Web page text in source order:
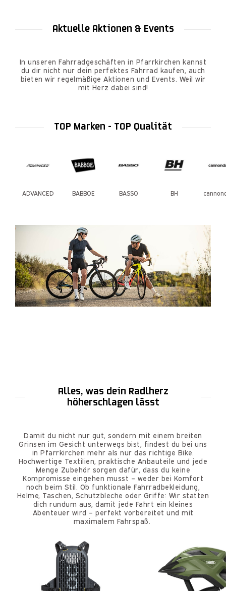
Aktuelle Aktionen & Events
In unseren Fahrradgeschäften in Pfarrkirchen kannst
du dir nicht nur dein perfektes Fahrrad kaufen, auch
bieten wir regelmäßige Aktionen und Events. Weil wir
mit Herz dabei sind!
TOP Marken - TOP Qualität
ADVANCED BABBOE BASSO BH
Alles, was dein Radlherz
höherschlagen lässt
Damit du nicht nur gut, sondern mit einem breiten
Grinsen im Gesicht unterwegs bist, findest du bei uns
in Pfarrkirchen mehr als nur das richtige Bike.
Hochwertige Textilien, praktische Anbauteile und jede
Menge Zubehör sorgen dafür, dass du keine
Kompromisse eingehen musst – weder bei Komfort
noch beim Stil. Ob funktionale Fahrradbekleidung,
Helme, Taschen, Schutzbleche oder Griffe: Wir statten
dich rundum aus, damit jede Fahrt ein kleines
Abenteuer wird – perfekt vorbereitet und mit
maximalem Fahrspaß.